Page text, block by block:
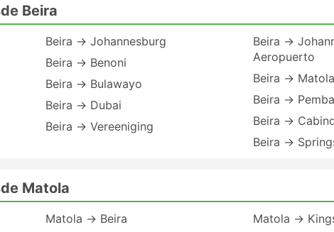
Beira
Beira → Johannesburg
Beira → Benoni
Beira → Bulawayo
Beira → Dubai
Beira → Vereeniging
Beira →
Aeropuerto
Beira → Matola
Beira → Pemba
Beira →
Beira →
Matola
Matola → Beira
Matola →